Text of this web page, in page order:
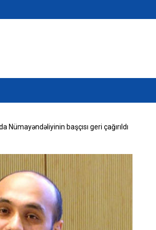
Nümayəndəliyinin başçısı geri çağırıldı